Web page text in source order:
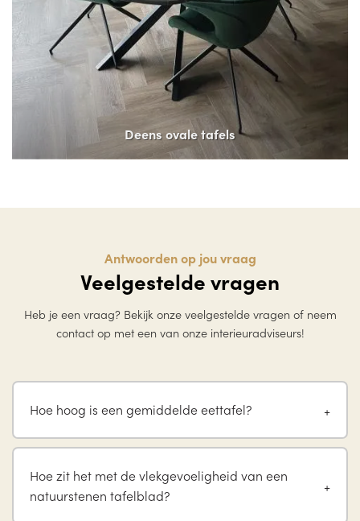
Deens ovale tafels
Antwoorden op jou vraag
Veelgestelde vragen
Heb je een vraag? Bekijk onze veelgestelde vragen of neem
contact op met een van onze interieuradviseurs!
Hoe hoog is een gemiddelde eettafel?
Hoe zit het met de vlekgevoeligheid van een
natuurstenen tafelblad?